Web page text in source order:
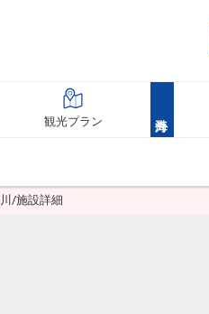
観光プラン
/施設詳細